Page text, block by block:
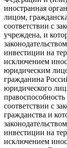
иностранная
лицом,
соответствии с
учреждена, и
инвестиции на
исключением
юридическим
гражданина
юридического
соответствии с
гражданства и
инвестиции на
исключением